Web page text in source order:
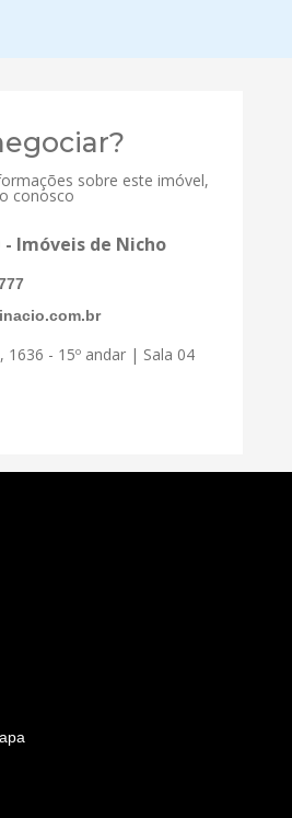
sobre este imóvel,
conosco
- Imóveis de Nicho
1636 - 15º andar | Sala 04